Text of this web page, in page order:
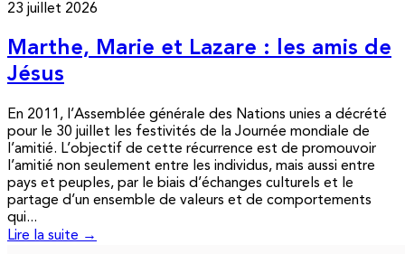
23 juillet 2026
Marthe, Marie et Lazare : les amis de
Jésus
En 2011, l’Assemblée générale des Nations unies a décrété
pour le 30 juillet les festivités de la Journée mondiale de
l’amitié. L’objectif de cette récurrence est de promouvoir
l’amitié non seulement entre les individus, mais aussi entre
pays et peuples, par le biais d’échanges culturels et le
partage d’un ensemble de valeurs et de comportements
qui...
Lire la suite →